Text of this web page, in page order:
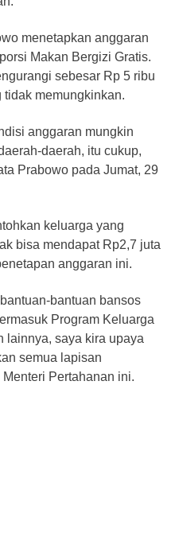
menetapkan anggaran
Makan Bergizi Gratis.
sebesar Rp 5 ribu
memungkinkan.
anggaran mungkin
daerah, itu cukup,
Prabowo pada Jumat, 29
keluarga yang
bisa mendapat Rp2,7 juta
anggaran ini.
bantuan bansos
Program Keluarga
lainnya, saya kira upaya
semua lapisan
Pertahanan ini.